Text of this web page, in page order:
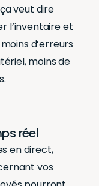
veut dire
l’inventaire et
d’erreurs
moins de
réel
en direct,
vos